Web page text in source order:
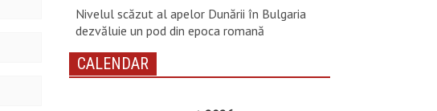
Nivelul scăzut al apelor Dunării în Bulgaria
dezvăluie un pod din epoca romană
CALENDAR